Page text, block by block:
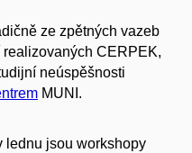
ze zpětných vazeb
CERPEK,
neúspěšnosti
MUNI.
lednu jsou workshopy